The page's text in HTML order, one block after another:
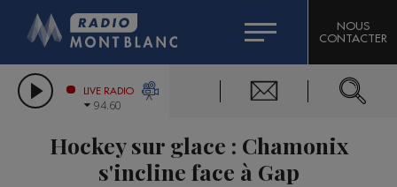
LES CHRONIQUES DE L'EXPERT
CITIZEN MACHINERY
GRAND MASSIF DOMAINES SKIABLES
BIGARD
COMPAGNIE DU MONT-BLANC
NOUS
CONTACTER
LIVE RADIO
94.60
Hockey sur glace : Chamonix
s'incline face à Gap